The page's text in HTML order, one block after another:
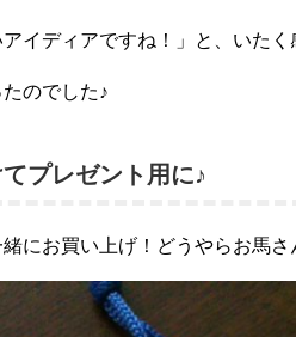
イディアですね！」と、いたく
のでした♪
プレゼント用に♪
にお買い上げ！どうやらお馬さ